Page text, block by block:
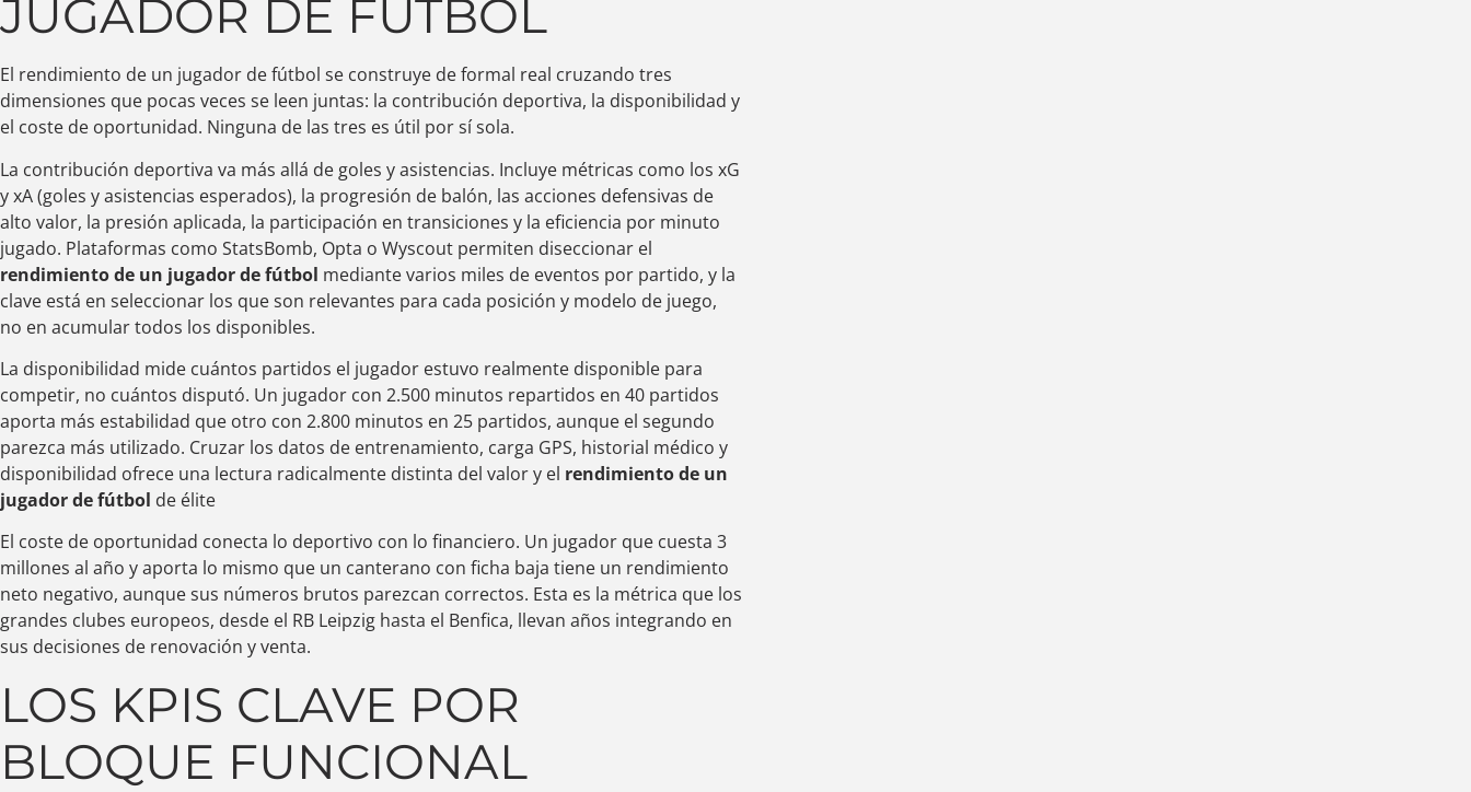
JUGADOR DE FÚTBOL
El rendimiento de un jugador de fútbol se construye de formal real cruzando tres
dimensiones que pocas veces se leen juntas: la contribución deportiva, la disponibilidad y
el coste de oportunidad. Ninguna de las tres es útil por sí sola.
La contribución deportiva va más allá de goles y asistencias. Incluye métricas como los xG
y xA (goles y asistencias esperados), la progresión de balón, las acciones defensivas de
alto valor, la presión aplicada, la participación en transiciones y la eficiencia por minuto
jugado. Plataformas como StatsBomb, Opta o Wyscout permiten diseccionar el
rendimiento de un jugador de fútbol mediante varios miles de eventos por partido, y la
clave está en seleccionar los que son relevantes para cada posición y modelo de juego,
no en acumular todos los disponibles.
La disponibilidad mide cuántos partidos el jugador estuvo realmente disponible para
competir, no cuántos disputó. Un jugador con 2.500 minutos repartidos en 40 partidos
aporta más estabilidad que otro con 2.800 minutos en 25 partidos, aunque el segundo
parezca más utilizado. Cruzar los datos de entrenamiento, carga GPS, historial médico y
disponibilidad ofrece una lectura radicalmente distinta del valor y el rendimiento de un
jugador de fútbol de élite
El coste de oportunidad conecta lo deportivo con lo financiero. Un jugador que cuesta 3
millones al año y aporta lo mismo que un canterano con ficha baja tiene un rendimiento
neto negativo, aunque sus números brutos parezcan correctos. Esta es la métrica que los
grandes clubes europeos, desde el RB Leipzig hasta el Benfica, llevan años integrando en
sus decisiones de renovación y venta.
LOS KPIS CLAVE POR
BLOQUE FUNCIONAL